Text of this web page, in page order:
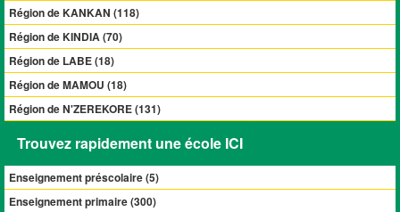
Région de KANKAN (118)
Région de KINDIA (70)
Région de LABE (18)
Région de MAMOU (18)
Région de N'ZEREKORE (131)
Trouvez rapidement une école ICI
Enseignement préscolaire (5)
Enseignement primaire (300)